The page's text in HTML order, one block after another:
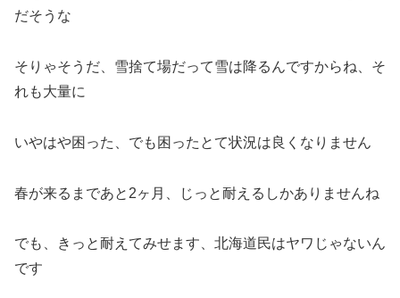
だそうな
そりゃそうだ、雪捨て場だって雪は降るんですからね、そ
れも大量に
いやはや困った、でも困ったとて状況は良くなりません
春が来るまであと2ヶ月、じっと耐えるしかありませんね
でも、きっと耐えてみせます、北海道民はヤワじゃないん
です